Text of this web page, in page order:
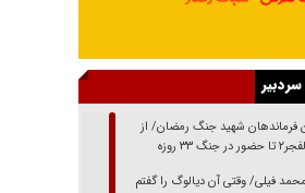
فرماندهان شهید جنگ رمضان/ از
۳۳ روزه
محمد فیلی/ وقتی آن دیالوگ را گفتم